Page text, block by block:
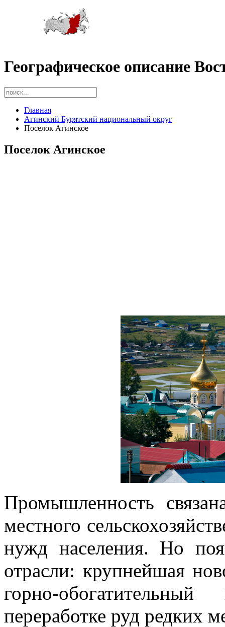
Географическое описание
Главная
Агинский Бурятский национальный округ
Поселок Агинское
Поселок Агинское
Промышленность
местного
нужд насе­ления. Но
отрасли: крупнейшая
горно-
переработке руд ред­ких